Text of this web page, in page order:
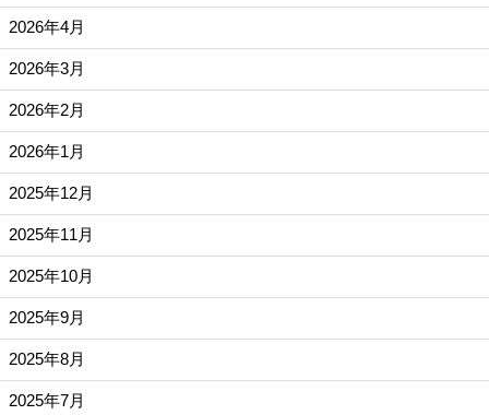
2026年4月
2026年3月
2026年2月
2026年1月
2025年12月
2025年11月
2025年10月
2025年9月
2025年8月
2025年7月